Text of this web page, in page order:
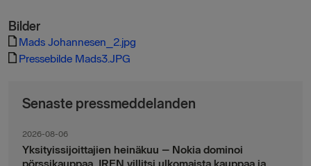
Bilder
Mads Johannesen_2.jpg
Pressebilde Mads3.JPG
Senaste pressmeddelanden
2026-08-06
Yksityissijoittajien heinäkuu – Nokia dominoi